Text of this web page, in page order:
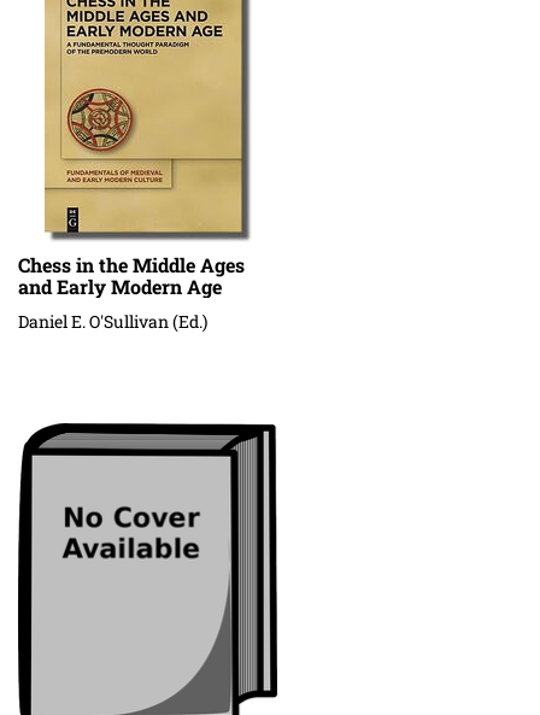
Chess in the Middle Ages
and Early Modern Age
Daniel E. O'Sullivan (Ed.)